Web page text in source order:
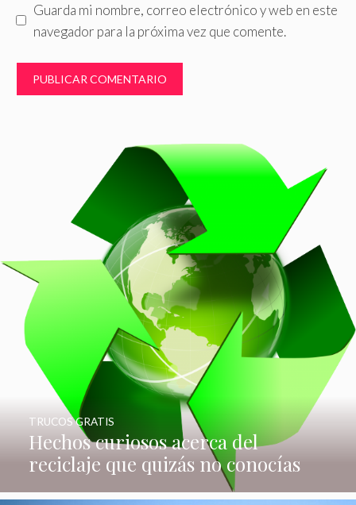
Guarda mi nombre, correo electrónico y web en este
navegador para la próxima vez que comente.
Hechos curiosos acerca del
reciclaje que quizás no conocías
TRUCOS GRATIS